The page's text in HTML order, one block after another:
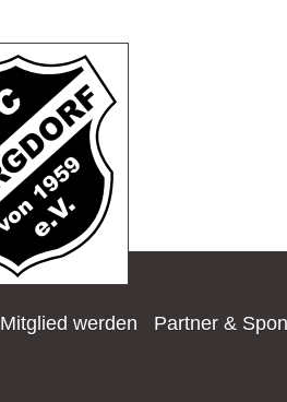
Mitglied werden Partner &